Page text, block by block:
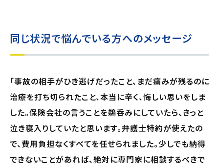
同じ状況で悩んでいる方へのメッセージ
「事故の相手がひき逃げだったこと、まだ痛みが残るのに
治療を打ち切られたこと、本当に辛く、悔しい思いをしま
した。保険会社の言うことを鵜呑みにしていたら、きっと
泣き寝入りしていたと思います。弁護士特約が使えたの
で、費用負担なくすべてを任せられました。少しでも納得
できないことがあれば、絶対に専門家に相談するべきで